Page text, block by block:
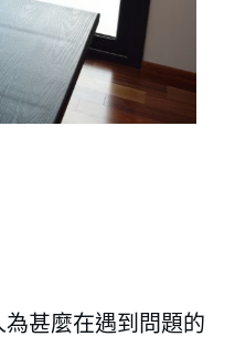
甚麼在遇到問題的